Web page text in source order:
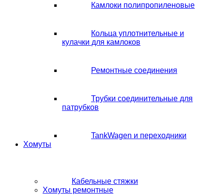
Камлоки полипропиленовые
Кольца уплотнительные и
кулачки для камлоков
Ремонтные соединения
Трубки соединительные для
патрубков
TankWagen и переходники
Хомуты
Кабельные стяжки
Хомуты ремонтные